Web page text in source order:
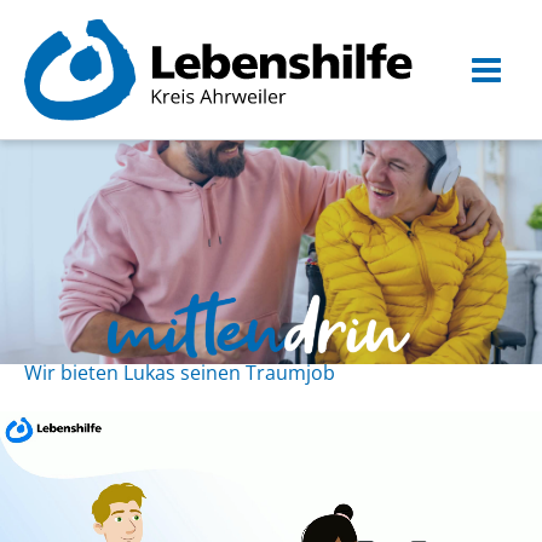
Inhalt
springen
Wir bieten Lukas seinen Traumjob